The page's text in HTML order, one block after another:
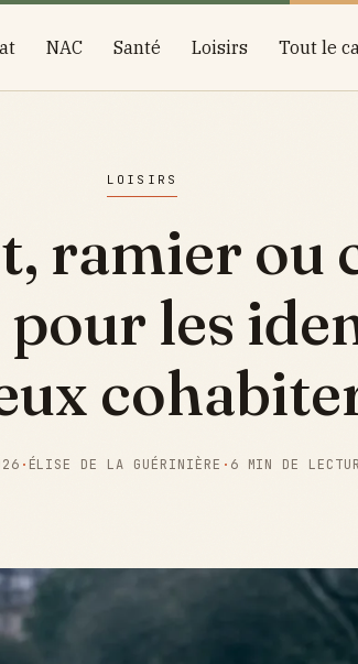
NAC Santé Loisirs Tout le
LOISIRS
ramier ou
pour les
· ÉLISE DE LA GUÉRINIÈRE · 6 MIN DE